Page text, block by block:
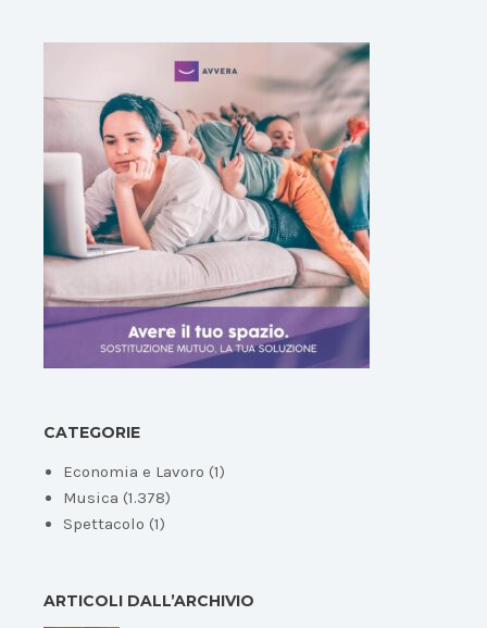
CATEGORIE
Economia e Lavoro (1)
Musica (1.378)
Spettacolo (1)
ARTICOLI DALL’ARCHIVIO